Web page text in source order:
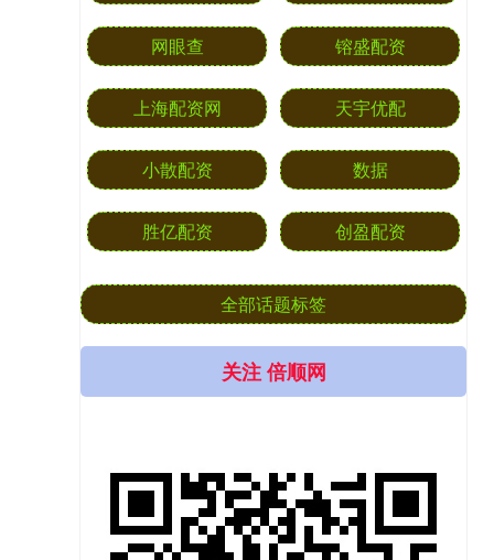
网眼查 镕盛配资
上海配资网 天宇优配
小散配资 数据
胜亿配资 创盈配资
全部话题标签
关注 倍顺网